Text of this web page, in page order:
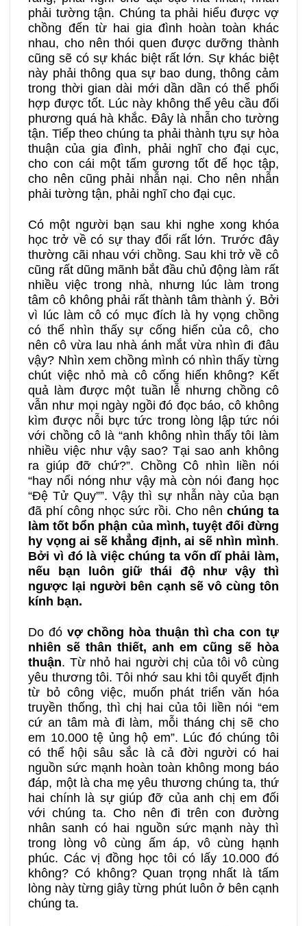
phải tường tận. Chúng ta phải hiểu được vợ
chồng đến từ hai gia đình hoàn toàn khác
nhau, cho nên thói quen được dưỡng thành
cũng sẽ có sự khác biệt rất lớn. Sự khác biệt
này phải thông qua sự bao dung, thông cảm
trong thời gian dài mới dần dần có thể phối
hợp được tốt. Lúc này không thể yêu cầu đối
phương quá hà khắc. Đây là nhẫn cho tường
tận. Tiếp theo chúng ta phải thành tựu sự hòa
thuận của gia đình, phải nghĩ cho đại cục,
cho con cái một tấm gương tốt để học tập,
cho nên cũng phải nhẫn nại. Cho nên nhẫn
phải tường tận, phải nghĩ cho đại cục.
Có một người bạn sau khi nghe xong khóa
học trở về có sự thay đổi rất lớn. Trước đây
thường cãi nhau với chồng. Sau khi trở về cô
cũng rất dũng mãnh bắt đầu chủ động làm rất
nhiều việc trong nhà, nhưng lúc làm trong
tâm cô không phải rất thành tâm thành ý. Bởi
vì lúc làm cô có mục đích là hy vọng chồng
có thể nhìn thấy sự cống hiến của cô, cho
nên cô vừa lau nhà ánh mắt vừa nhìn đi đâu
vậy? Nhìn xem chồng mình có nhìn thấy từng
chút việc nhỏ mà cô cống hiến không? Kết
quả làm được một tuần lễ nhưng chồng cô
vẫn như mọi ngày ngồi đó đọc báo, cô không
kìm được nỗi bực tức trong lòng lập tức nói
với chồng cô là “anh không nhìn thấy tôi làm
nhiều việc như vậy sao? Tại sao anh không
ra giúp đỡ chứ?”. Chồng Cô nhìn liền nói
“hay nổi nóng như vậy mà còn nói đang học
“Đệ Tử Quy””. Vậy thì sự nhẫn này của bạn
đã phí công nhọc sức rồi. Cho nên chúng ta
làm tốt bổn phận của mình, tuyệt đối đừng
hy vọng ai sẽ khẳng định, ai sẽ nhìn mình.
Bởi vì đó là việc chúng ta vốn dĩ phải làm,
nếu bạn luôn giữ thái độ như vậy thì
ngược lại người bên cạnh sẽ vô cùng tôn
kính bạn.
Do đó vợ chồng hòa thuận thì cha con tự
nhiên sẽ thân thiết, anh em cũng sẽ hòa
thuận. Từ nhỏ hai người chị của tôi vô cùng
yêu thương tôi. Tôi nhớ sau khi tôi quyết định
từ bỏ công việc, muốn phát triển văn hóa
truyền thống, thì chị hai của tôi liền nói “em
cứ an tâm mà đi làm, mỗi tháng chị sẽ cho
em 10.000 tệ ủng hộ em”. Lúc đó chúng tôi
có thể hội sâu sắc là cả đời người có hai
nguồn sức mạnh hoàn toàn không mong báo
đáp, một là cha mẹ yêu thương chúng ta, thứ
hai chính là sự giúp đỡ của anh chị em đối
với chúng ta. Cho nên đi trên con đường
nhân sanh có hai nguồn sức mạnh này thì
trong lòng vô cùng ấm áp, vô cùng hạnh
phúc. Các vị đồng học tôi có lấy 10.000 đó
không? Có không? Quan trọng nhất là tấm
lòng này từng giây từng phút luôn ở bên cạnh
chúng ta.